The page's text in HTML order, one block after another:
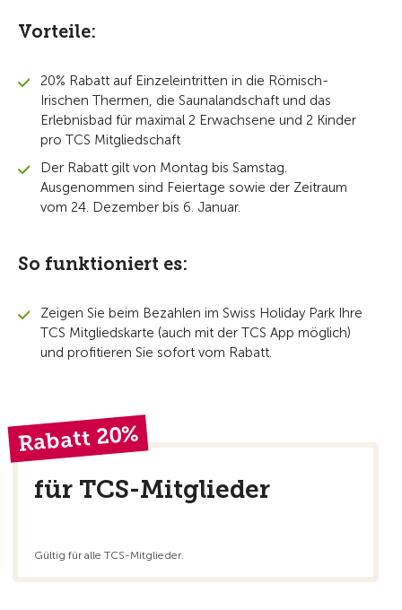
Vorteile:
20% Rabatt auf Einzeleintritten in die Römisch-
Irischen Thermen, die Saunalandschaft und das
Erlebnisbad für maximal 2 Erwachsene und 2 Kinder
pro TCS Mitgliedschaft
Der Rabatt gilt von Montag bis Samstag.
Ausgenommen sind Feiertage sowie der Zeitraum
vom 24. Dezember bis 6. Januar.
So funktioniert es:
Zeigen Sie beim Bezahlen im Swiss Holiday Park Ihre
TCS Mitgliedskarte (auch mit der TCS App möglich)
und profitieren Sie sofort vom Rabatt.
Rabatt 20%
für TCS-Mitglieder
Gültig für alle TCS-Mitglieder.